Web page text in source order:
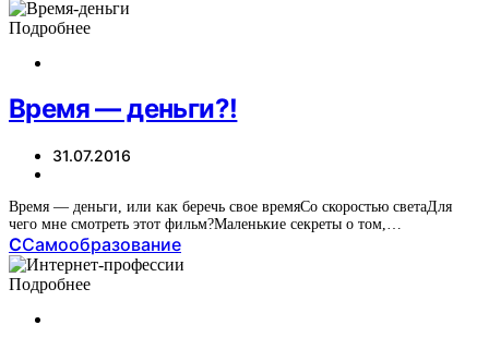
Подробнее
Время — деньги?!
31.07.2016
Время — деньги, или как беречь свое времяСо скоростью светаДля
чего мне смотреть этот фильм?Маленькие секреты о том,…
ССамообразование
Подробнее